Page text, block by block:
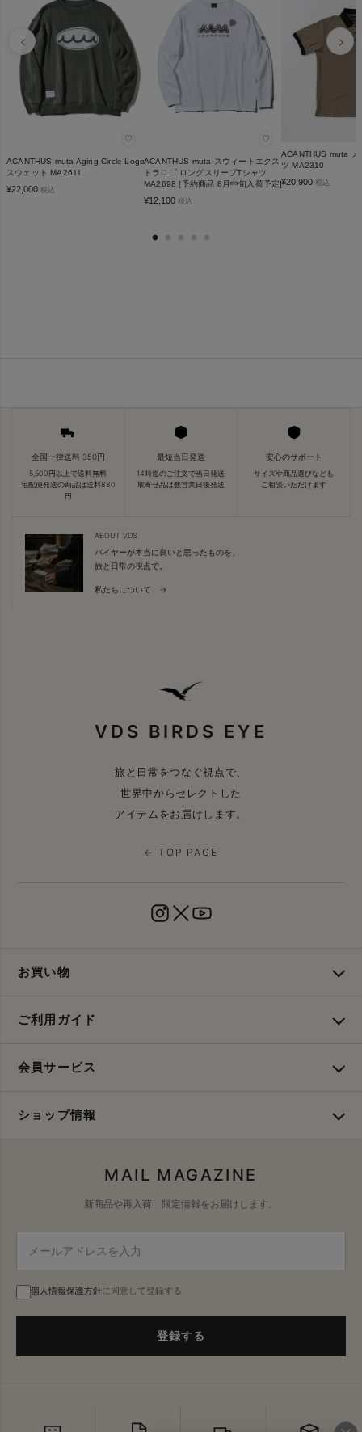
♡
ACANTHUS muta Aging Circle Logo
スウェット MA2611
¥22,000 税込
♡
ACANTHUS muta スウィートエクス
トラロゴ ロングスリーブTシャツ
MA2698 [予約商品 8月中旬入荷予定]
¥12,100 税込
ACANTHUS muta メ
ツ MA2310
¥20,900 税込
全国一律送料 350円
5,500円以上で送料無料
宅配便発送の商品は送料880
円
最短当日発送
14時迄のご注文で当日発送
取寄せ品は数営業日後発送
安心のサポート
サイズや商品選びなども
ご相談いただけます
ABOUT VDS
バイヤーが本当に良いと思ったものを、
旅と日常の視点で。
私たちについて →
VDS BIRDS EYE
旅と日常をつなぐ視点で、
世界中からセレクトした
アイテムをお届けします。
← TOP PAGE
お買い物
ご利用ガイド
会員サービス
ショップ情報
MAIL MAGAZINE
新商品や再入荷、限定情報をお届けします。
個人情報保護方針に同意して登録する
登録する